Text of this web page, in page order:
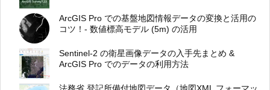
ArcGIS Pro での基盤地図情報データの変換と活用の
コツ！- 数値標高モデル (5m) の活用
Sentinel-2 の衛星画像データの入手先まとめ &
ArcGIS Pro でのデータの利用方法